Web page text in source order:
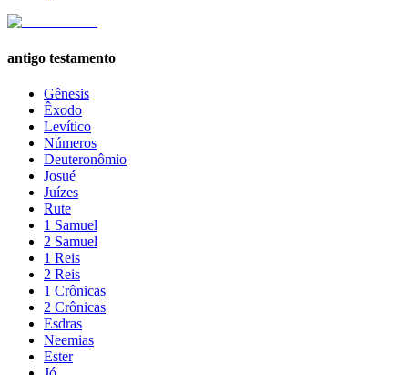
antigo testamento
Gênesis
Êxodo
Levítico
Números
Deuteronômio
Josué
Juízes
Rute
1 Samuel
2 Samuel
1 Reis
2 Reis
1 Crônicas
2 Crônicas
Esdras
Neemias
Ester